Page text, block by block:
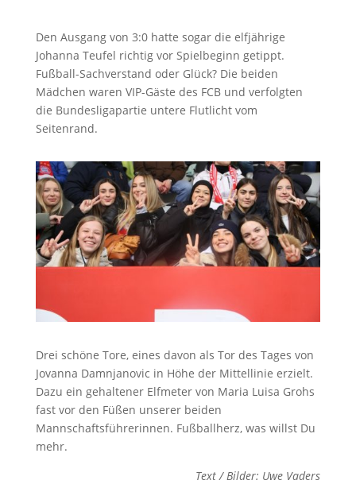
Den Ausgang von 3:0 hatte sogar die elfjährige
Johanna Teufel richtig vor Spielbeginn getippt.
Fußball-Sachverstand oder Glück? Die beiden
Mädchen waren VIP-Gäste des FCB und verfolgten
die Bundesligapartie untere Flutlicht vom
Seitenrand.
Drei schöne Tore, eines davon als Tor des Tages von
Jovanna Damnjanovic in Höhe der Mittellinie erzielt.
Dazu ein gehaltener Elfmeter von Maria Luisa Grohs
fast vor den Füßen unserer beiden
Mannschaftsführerinnen. Fußballherz, was willst Du
mehr.
Text / Bilder: Uwe Vaders